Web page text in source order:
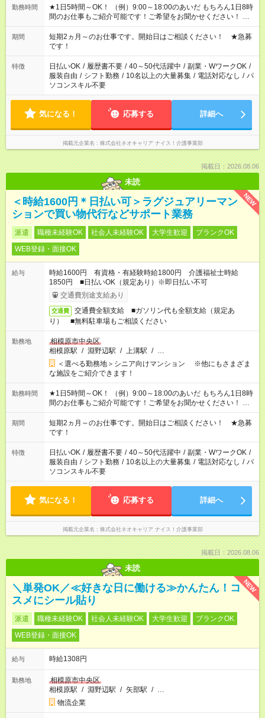
勤務時間
★1日5時間～OK！ （例）9:00～18:00のあいだ もちろん1日8時
間のお仕事もご紹介可能です！ご希望をお聞かせください！ ★
家庭の都合でお休みが必要な場合も遠慮なくご相談ください。
※週最低15時間以上の勤務が必要です
期間
短期2ヵ月～のお仕事です。開始日はご相談ください！ ★急募
です！
特徴 日払いOK / 履歴書不要 / 40～50代活躍中 / 副業・WワークOK /
服装自由 / シフト勤務 / 10名以上の大量募集 / 電話対応なし / パ
ソコンスキル不要
気になる！ 応募する 詳細へ
掲載元企業名 株式会社ネオキャリア ナイス！介護事業部
掲載日：2026.08.06
未読
NEW
＜時給1600円＊日払い可＞ラグジュアリーマン
ションで買い物代行などサポート業務
派遣 職種未経験OK 社会人未経験OK 大学生歓迎
ブランクOK
WEB登録・面接OK
給与
時給1600円 有資格・有経験時給1800円 介護福祉士時給
1850円 ■日払いOK（規定あり）※即日払い不可
交通費別途支給あり
交通費
交通費全額支給 ■ガソリン代も全額支給（規定あ
り） ■無料駐車場もご相談ください
勤務地
相模原市中央区
相模原駅 / 淵野辺駅 / 上溝駅 / …
＜選べる勤務地＞シニア向けマンション ※他にもさまざま
な施設をご紹介できます！
勤務時間
★1日5時間～OK！ （例）9:00～18:00のあいだ もちろん1日8時
間のお仕事もご紹介可能です！ご希望をお聞かせください！ ★
家庭の都合でお休みが必要な場合も遠慮なくご相談ください。
※週最低15時間以上の勤務が必要です
期間
短期2ヵ月～のお仕事です。開始日はご相談ください！ ★急募
です！
特徴 日払いOK / 履歴書不要 / 40～50代活躍中 / 副業・WワークOK /
服装自由 / シフト勤務 / 10名以上の大量募集 / 電話対応なし / パ
ソコンスキル不要
気になる！ 応募する 詳細へ
掲載元企業名 株式会社ネオキャリア ナイス！介護事業部
掲載日：2026.08.06
未読
NEW
＼単発OK／≪好きな日に働ける≫かんたん！コ
スメにシール貼り
派遣 職種未経験OK 社会人未経験OK 大学生歓迎
ブランクOK
WEB登録・面接OK
給与 時給1308円
勤務地
相模原市中央区
相模原駅 / 淵野辺駅 / 矢部駅 / …
物流企業